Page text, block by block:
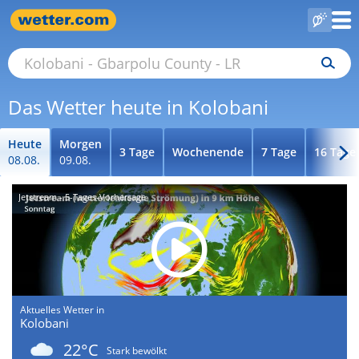
Das Wetter heute in Kolobani
Heute
08.08.
Morgen
09.08.
3 Tage Wochenende 7 Tage 16 Tage
Jetstream - 5-Tages-Vorhersage
Aktuelles Wetter in
Kolobani
22°C
Stark bewölkt